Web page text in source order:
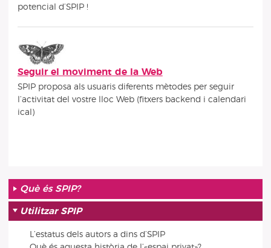
potencial d’SPIP !
Seguir el moviment de la Web
SPIP proposa als usuaris diferents mètodes per seguir
l’activitat del vostre lloc Web (fitxers backend i calendari
ical)
Què és SPIP?
Utilitzar SPIP
L’estatus dels autors a dins d’SPIP